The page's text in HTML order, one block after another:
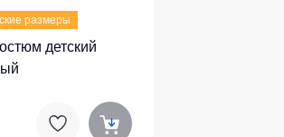
размеры
детский